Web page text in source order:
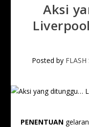
Aksi
Posted by FLASH
PENENTUAN